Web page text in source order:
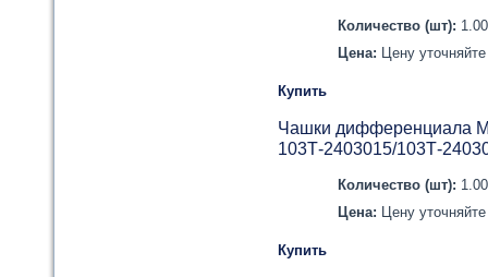
Количество (шт):
Цена: Цену
Купить
Чашки дифференциала
103Т-2403015/103Т-
Количество (шт):
Цена: Цену
Купить